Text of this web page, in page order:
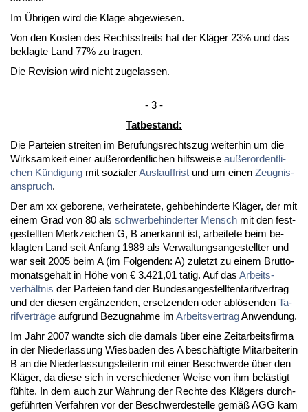
Im Übri­gen wird die Kla­ge ab­ge­wie­sen.
Von den Kos­ten des Rechts­streits hat der Kläger 23% und das
be­klag­te Land 77% zu tra­gen.
Die Re­vi­si­on wird nicht zu­ge­las­sen.
- 3 -
Tat­be­stand:
Die Par­tei­en strei­ten im Be­ru­fungs­rechts­zug wei­ter­hin um die
Wirk­sam­keit ei­ner außer­or­dent­li­chen hilfs­wei­se außer­or­dent­li­
chen Kündi­gung mit so­zia­lerAus­lauf­frist und um ei­nen Zeug­nis­
an­spruch.
Der am xx ge­bo­re­ne, ver­hei­ra­te­te, geh­be­hin­der­te Kläger, der mit
ei­nem Grad von 80 als schwer­be­hin­der­ter Mensch mit den fest­
ge­stell­ten Merk­zei­chen G, B an­er­kannt ist, ar­bei­te­te beim be­
klag­ten Land seit An­fang 1989 als Ver­wal­tungs­an­ge­stell­ter und
war seit 2005 beim A (im Fol­gen­den: A) zu­letzt zu ei­nem Brut­to­
mo­nats­ge­halt in Höhe von € 3.421,01 tätig. Auf das Ar­beits­
verhält­nis der Par­tei­en fand der Bun­des­an­ge­stell­ten­ta­rif­ver­trag
und der die­sen ergänzen­den, er­set­zen­den oder ablösen­den Ta­
rif­verträge auf­grund Be­zug­nah­me im Ar­beits­ver­tragAn­wen­dung.
Im Jahr 2007 wand­te sich die da­mals über ei­ne Zeit­ar­beits­fir­ma
in der Nie­der­las­sung Wies­ba­den des A beschäftig­te Mit­ar­bei­te­rin
B an die Nie­der­las­sungs­lei­te­rin mit ei­ner Be­schwer­de über den
Kläger, da die­se sich in ver­schie­de­ner Wei­se von ihm belästigt
fühl­te. In dem auch zur Wah­rung der Rech­te des Klägers durch­
geführ­ten Ver­fah­ren vor der Be­schwer­de­stel­le gemäß AGG kam